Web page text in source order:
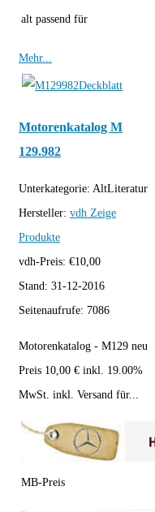
alt passend für
Mehr...
Motorenkatalog M
129.982
Unterkategorie: AltLiteratur
Hersteller: vdh Zeige
Produkte
vdh-Preis: €10,00
Stand: 31-12-2016
Seitenaufrufe: 7086
Motorenkatalog - M129 neu
Preis 10,00 € inkl. 19.00%
MwSt. inkl. Versand für...
MB-Preis